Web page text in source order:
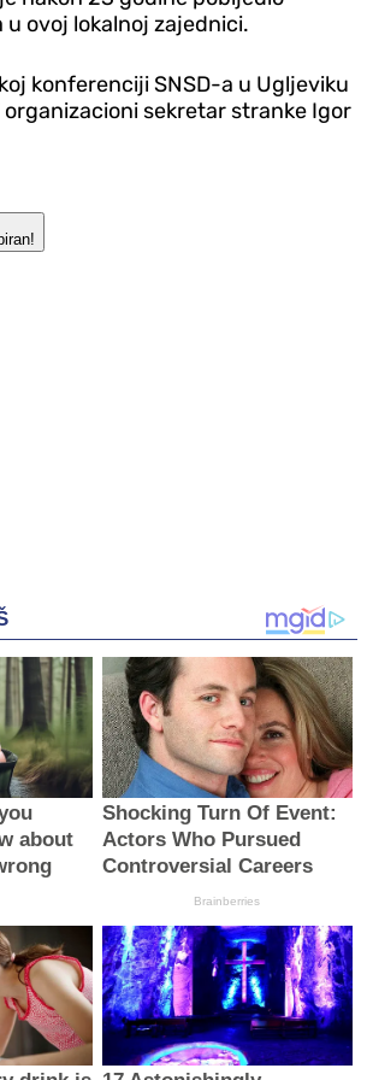
u ovoj lokalnoj zajednici.
konferenciji SNSD-a u Ugljeviku
sekretar stranke Igor